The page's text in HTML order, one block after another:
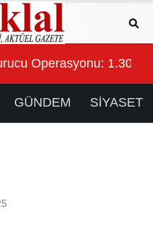
Operasyonu: 1.302
GÜNDEM SİYASET